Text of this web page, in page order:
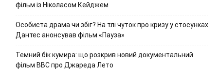
фільм із Ніколасом Кейджем
Особиста драма чи збіг? На тлі чуток про кризу у стосунках
Дантес анонсував фільм «Пауза»
Темний бік кумира: що розкрив новий документальний
фільм ВВС про Джареда Лето